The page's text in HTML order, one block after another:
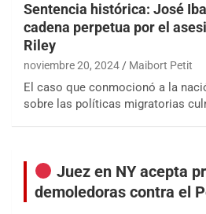
Sentencia histórica: José
cadena perpetua por el
Riley
noviembre 20, 2024 Maibort Petit
El caso que conmocionó a la
sobre las políticas migratorias
Juez en NY acepta
demoledoras contra el